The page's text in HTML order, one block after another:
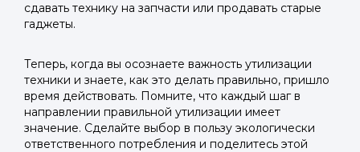
сдавать технику на запчасти или продавать старые
гаджеты.
Теперь, когда вы осознаете важность утилизации
техники и знаете, как это делать правильно, пришло
время действовать. Помните, что каждый шаг в
направлении правильной утилизации имеет
значение. Сделайте выбор в пользу экологически
ответственного потребления и поделитесь этой